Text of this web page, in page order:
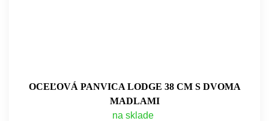
OCEĽOVÁ PANVICA LODGE 38 CM S DVOMA
MADLAMI
na sklade